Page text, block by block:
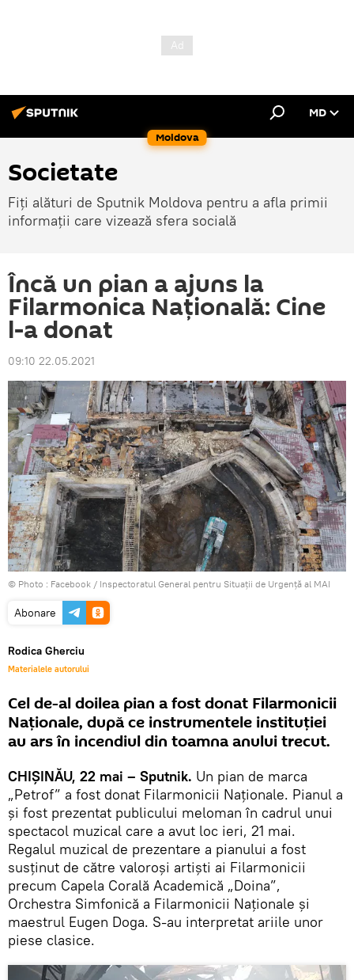
Moldova
MD
Societate
Fiți alături de Sputnik Moldova pentru a afla primii
informații care vizează sfera socială
Încă un pian a ajuns la
Filarmonica Națională: Cine
l-a donat
09:10 22.05.2021
© Photo : Facebook / Inspectoratul General pentru Situații de Urgență al MAI
Abonare
Rodica Gherciu
Materialele autorului
Cel de-al doilea pian a fost donat Filarmonicii
Naționale, după ce instrumentele instituției
au ars în incendiul din toamna anului trecut.
CHIȘINĂU, 22 mai – Sputnik. Un pian de marca
„Petrof” a fost donat Filarmonicii Naționale. Pianul a
și fost prezentat publicului meloman în cadrul unui
spectacol muzical care a avut loc ieri, 21 mai.
Regalul muzical de prezentare a pianului a fost
susținut de către valoroși artiști ai Filarmonicii
precum Capela Corală Academică „Doina”,
Orchestra Simfonică a Filarmonicii Naționale și
maestrul Eugen Doga. S-au interpretat ariile unor
piese clasice.